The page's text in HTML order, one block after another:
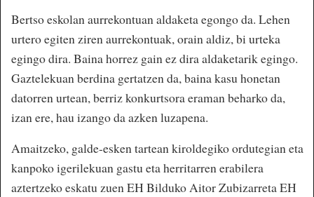
Bertso eskolan aurrekontuan aldaketa egongo da. Lehen
urtero egiten ziren aurrekontuak, orain aldiz, bi urteka
egingo dira. Baina horrez gain ez dira aldaketarik egingo.
Gaztelekuan berdina gertatzen da, baina kasu honetan
datorren urtean, berriz konkurtsora eraman beharko da,
izan ere, hau izango da azken luzapena.
Amaitzeko, galde-esken tartean kiroldegiko ordutegian eta
kanpoko igerilekuan gastu eta herritarren erabilera
aztertzeko eskatu zuen EH Bilduko Aitor Zubizarreta EH